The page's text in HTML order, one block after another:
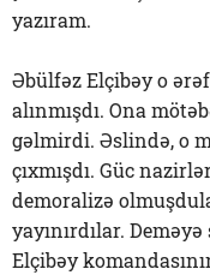
yazıram.
Əbülfəz Elçibəy o
alınmışdı. Ona
gəlmirdi. Əslində, o
çıxmışdı. Güc
demoralizə
yayınırdılar.
Elçibəy